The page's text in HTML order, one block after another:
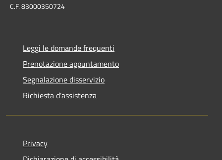
C.F. 83000350724
Leggi le domande frequenti
Prenotazione appuntamento
Segnalazione disservizio
Richiesta d'assistenza
Privacy